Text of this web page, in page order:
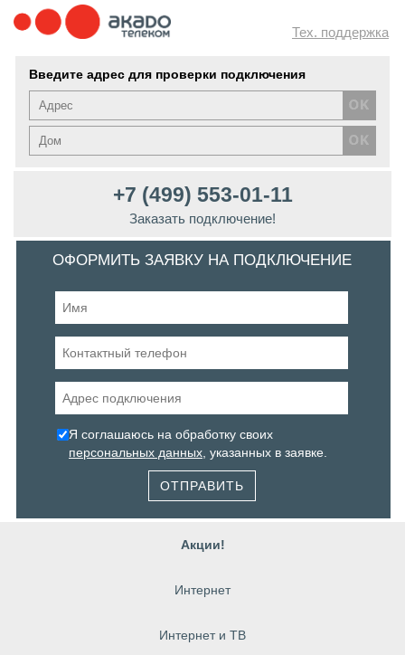
Тех. поддержка
Введите адрес для проверки подключения
+7 (499) 553-01-11
Заказать подключение!
ОФОРМИТЬ ЗАЯВКУ НА ПОДКЛЮЧЕНИЕ
Я соглашаюсь на обработку своих
персональных данных , указанных в заявке.
ОТПРАВИТЬ
Акции!
Интернет
Интернет и ТВ